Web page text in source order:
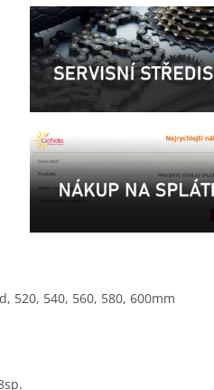
520, 540, 560, 580, 600mm